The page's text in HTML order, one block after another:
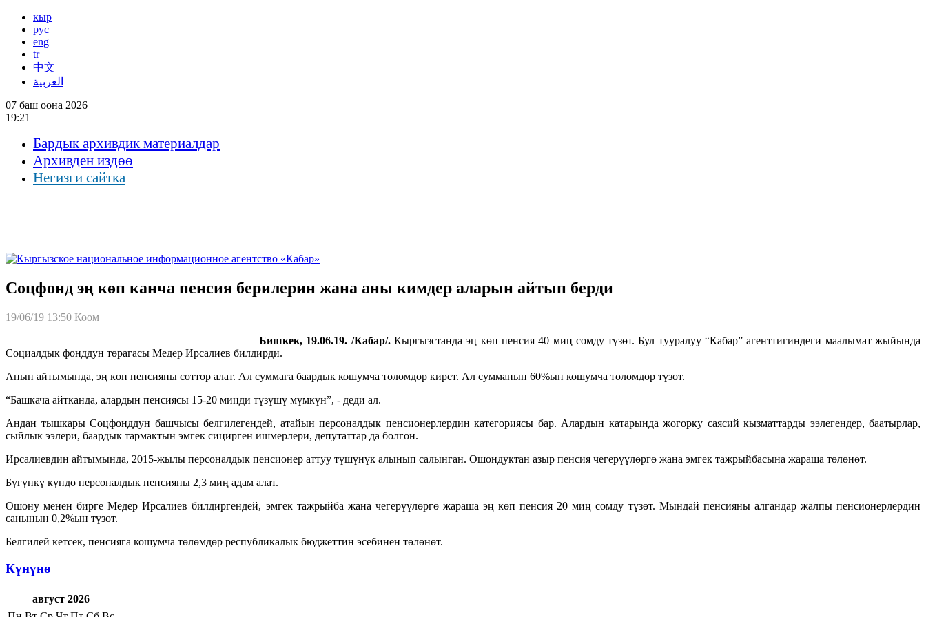
кыр
рус
eng
tr
中文
العربية
07 баш оона 2026
19:21
Бардык архивдик материалдар
Архивден издөө
Негизги сайтка
Соцфонд эң көп канча пенсия берилерин жана аны кимдер аларын айтып берди
19/06/19 13:50 Коом
Бишкек, 19.06.19. /Кабар/. Кыргызстанда эң көп пенсия 40 миң сомду түзөт. Бул тууралуу “Кабар” агенттигиндеги маалымат жыйында
Социалдык фонддун төрагасы Медер Ирсалиев билдирди.
Анын айтымында, эң көп пенсияны соттор алат. Ал суммага баардык кошумча төлөмдөр кирет. Ал сумманын 60%ын кошумча төлөмдөр түзөт.
“Башкача айтканда, алардын пенсиясы 15-20 миңди түзүшү мүмкүн”, - деди ал.
Андан тышкары Соцфонддун башчысы белгилегендей, атайын персоналдык пенсионерлердин категориясы бар. Алардын катарында жогорку саясий кызматтарды ээлегендер, баатырлар,
сыйлык ээлери, баардык тармактын эмгек сиңирген ишмерлери, депутаттар да болгон.
Ирсалиевдин айтымында, 2015-жылы персоналдык пенсионер аттуу түшүнүк алынып салынган. Ошондуктан азыр пенсия чегерүүлөргө жана эмгек тажрыйбасына жараша төлөнөт.
Бүгүнкү күндө персоналдык пенсияны 2,3 миң адам алат.
Ошону менен бирге Медер Ирсалиев билдиргендей, эмгек тажрыйба жана чегерүүлөргө жараша эң көп пенсия 20 миң сомду түзөт. Мындай пенсияны алгандар жалпы пенсионерлердин
санынын 0,2%ын түзөт.
Белгилей кетсек, пенсияга кошумча төлөмдөр республикалык бюджеттин эсебинен төлөнөт.
Күнүнө
август 2026